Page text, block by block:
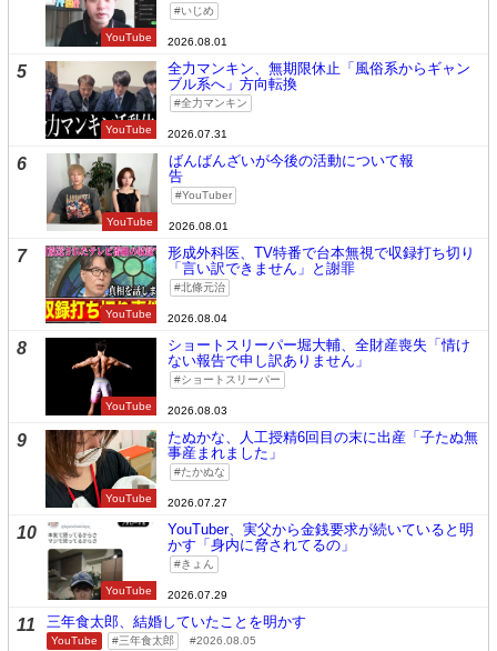
YouTube
いじめ
2026.08.01
5
YouTube
全力マンキン、無期限休止「風俗系からギャン
ブル系へ」方向転換
全力マンキン
2026.07.31
6
YouTube
ばんばんざいが今後の活動について報
告
YouTuber
2026.08.01
7
YouTube
形成外科医、TV特番で台本無視で収録打ち切り
「言い訳できません」と謝罪
北條元治
2026.08.04
8
YouTube
ショートスリーパー堀大輔、全財産喪失「情け
ない報告で申し訳ありません」
ショートスリーパー
2026.08.03
9
YouTube
たぬかな、人工授精6回目の末に出産「子たぬ無
事産まれました」
たかぬな
2026.07.27
10
YouTube
YouTuber、実父から金銭要求が続いていると明
かす「身内に脅されてるの」
きょん
2026.07.29
11 三年食太郎、結婚していたことを明かす
YouTube 三年食太郎 2026.08.05